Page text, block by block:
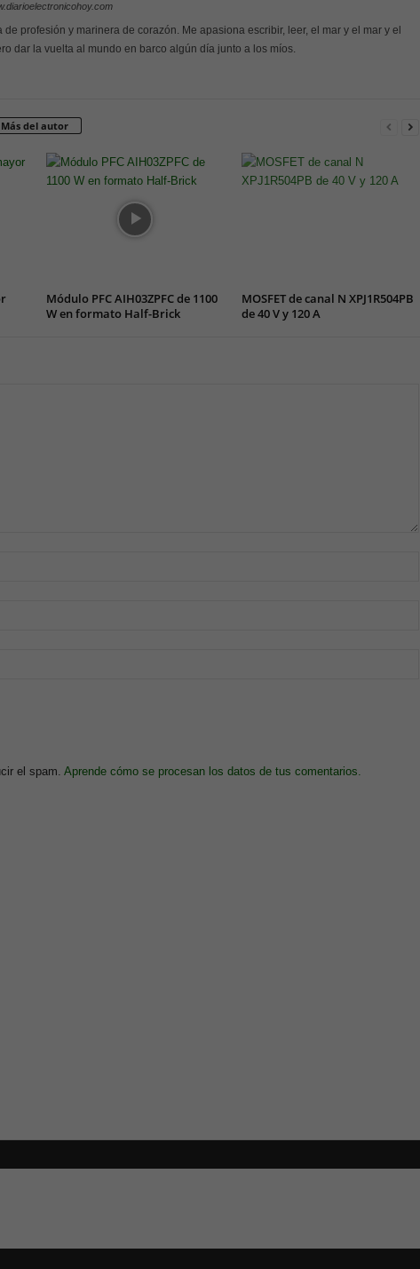
de profesión y marinera de corazón. Me apasiona escribir, leer, el mar y el mar y el
dar la vuelta al mundo en barco algún día junto a los míos.
Más del autor
Módulo PFC AIH03ZPFC de 1100
W en formato Half-Brick
MOSFET de canal N XPJ1R504PB
de 40 V y 120 A
el spam. Aprende cómo se procesan los datos de tus comentarios.